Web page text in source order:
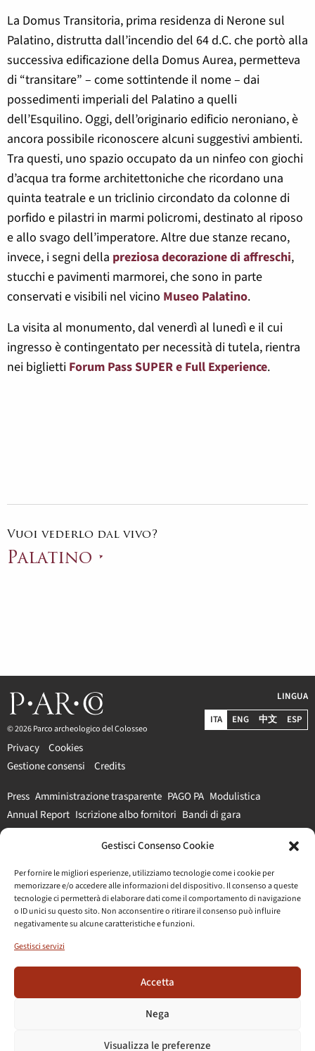
Gestisci Consenso Cookie
Per fornire le migliori esperienze, utilizziamo tecnologie come i cookie per
memorizzare e/o accedere alle informazioni del dispositivo. Il consenso a queste
tecnologie ci permetterà di elaborare dati come il comportamento di navigazione
o ID unici su questo sito. Non acconsentire o ritirare il consenso può influire
negativamente su alcune caratteristiche e funzioni.
Gestisci servizi
Accetta
Nega
Visualizza le preferenze
La Domus Transitoria, prima residenza di Nerone sul
Palatino, distrutta dall’incendio del 64 d.C. che portò alla
successiva edificazione della Domus Aurea, permetteva
di “transitare” – come sottintende il nome – dai
possedimenti imperiali del Palatino a quelli
dell’Esquilino. Oggi, dell’originario edificio neroniano, è
ancora possibile riconoscere alcuni suggestivi ambienti.
Tra questi, uno spazio occupato da un ninfeo con giochi
d’acqua tra forme architettoniche che ricordano una
quinta teatrale e un triclinio circondato da colonne di
porfido e pilastri in marmi policromi, destinato al riposo
e allo svago dell’imperatore. Altre due stanze recano,
invece, i segni della preziosa decorazione di affreschi,
stucchi e pavimenti marmorei, che sono in parte
conservati e visibili nel vicino Museo Palatino.
La visita al monumento, dal venerdì al lunedì e il cui
ingresso è contingentato per necessità di tutela, rientra
nei biglietti Forum Pass SUPER e Full Experience.
Vuoi vederlo dal vivo?
Palatino
© 2026 Parco archeologico del Colosseo
Privacy
Cookies
Gestione consensi
Credits
LINGUA
ITA
ENG 中文 ESP
Press Amministrazione trasparente PAGO PA Modulistica
Annual Report Iscrizione albo fornitori Bandi di gara